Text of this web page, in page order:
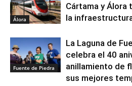
Álora
Cártama y Álora
la
Fuente de Piedra
La Laguna de
celebra el 40
anillamiento de
sus mejores